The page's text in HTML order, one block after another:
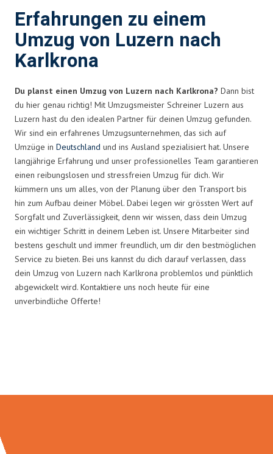
Erfahrungen zu einem
Umzug von Luzern nach
Karlkrona
Du planst einen Umzug von Luzern nach Karlkrona? Dann bist
du hier genau richtig! Mit Umzugsmeister Schreiner Luzern aus
Luzern hast du den idealen Partner für deinen Umzug gefunden.
Wir sind ein erfahrenes Umzugsunternehmen, das sich auf
Umzüge in Deutschland und ins Ausland spezialisiert hat. Unsere
langjährige Erfahrung und unser professionelles Team garantieren
einen reibungslosen und stressfreien Umzug für dich. Wir
kümmern uns um alles, von der Planung über den Transport bis
hin zum Aufbau deiner Möbel. Dabei legen wir grössten Wert auf
Sorgfalt und Zuverlässigkeit, denn wir wissen, dass dein Umzug
ein wichtiger Schritt in deinem Leben ist. Unsere Mitarbeiter sind
bestens geschult und immer freundlich, um dir den bestmöglichen
Service zu bieten. Bei uns kannst du dich darauf verlassen, dass
dein Umzug von Luzern nach Karlkrona problemlos und pünktlich
abgewickelt wird. Kontaktiere uns noch heute für eine
unverbindliche Offerte!